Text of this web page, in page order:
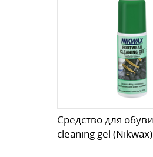
Средство для
cleaning gel (Nikwax)